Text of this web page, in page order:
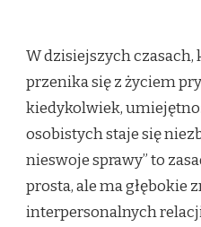
W dzisiejszych czasach,
przenika się z życiem
kiedykolwiek,
osobistych staje się
nieswoje sprawy” to
prosta, ale ma głębokie
interpersonalnych